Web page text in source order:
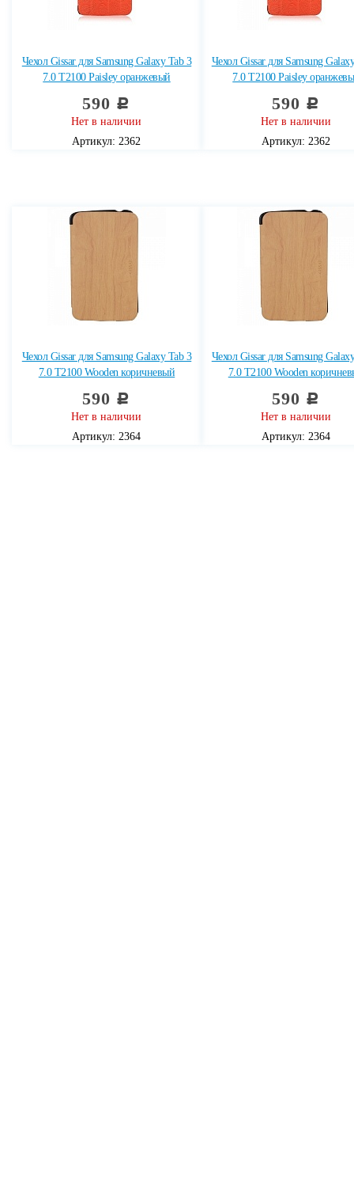
Чехол Gissar для Samsung Galaxy Tab 3
7.0 T2100 Paisley оранжевый
590 c
Нет в наличии
Артикул: 2362
Чехол Gissar для Samsung
7.0 T2100 Paisley
590 c
Нет в наличии
Артикул: 2362
Чехол Gissar для Samsung Galaxy Tab 3
7.0 T2100 Wooden коричневый
590 c
Нет в наличии
Артикул: 2364
Чехол Gissar для Samsung
7.0 T2100 Wooden
590 c
Нет в наличии
Артикул: 2364